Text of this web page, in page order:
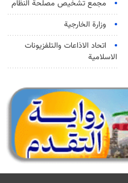
مجمع تشخيص مصلحة النظام
وزارة الخارجية
اتحاد الاذاعات والتلفزيونات
الاسلامية